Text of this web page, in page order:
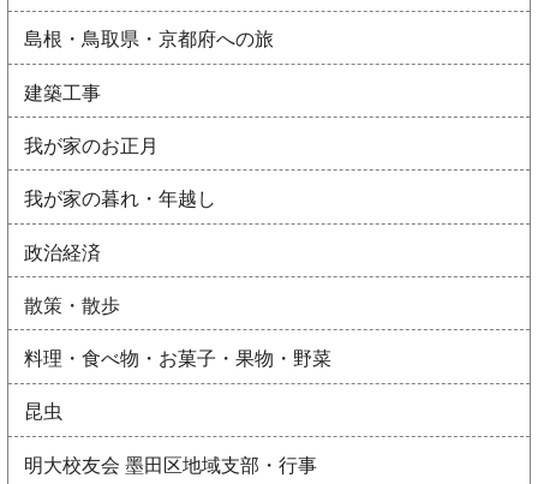
島根・鳥取県・京都府への旅
建築工事
我が家のお正月
我が家の暮れ・年越し
政治経済
散策・散歩
料理・食べ物・お菓子・果物・野菜
昆虫
明大校友会 墨田区地域支部・行事